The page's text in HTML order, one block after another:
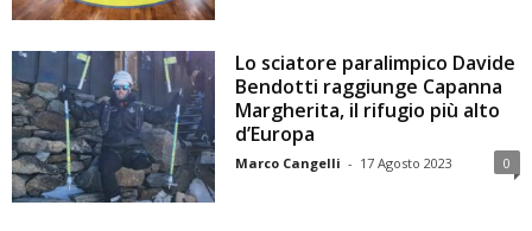
Lo sciatore paralimpico Davide
Bendotti raggiunge Capanna
Margherita, il rifugio più alto
d’Europa
Marco Cangelli - 17 Agosto 2023 0